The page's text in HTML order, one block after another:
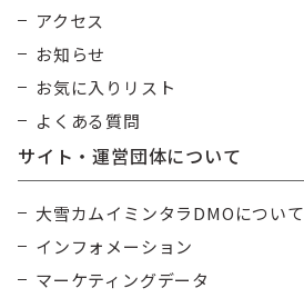
アクセス
お知らせ
お気に入りリスト
よくある質問
サイト・運営団体について
大雪カムイミンタラDMOについて
インフォメーション
マーケティングデータ